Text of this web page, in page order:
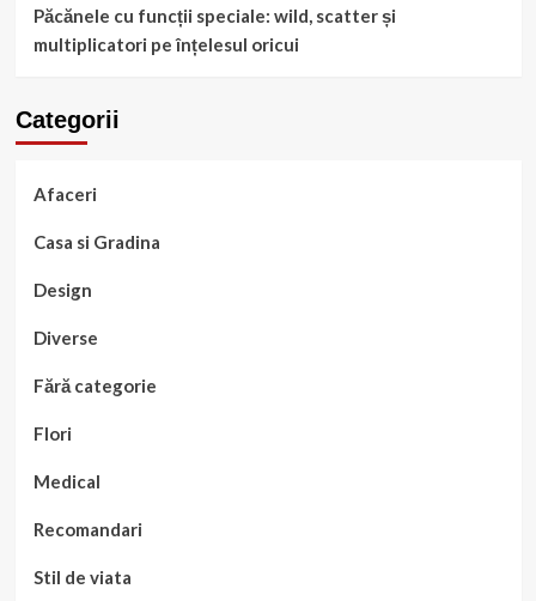
Păcănele cu funcții speciale: wild, scatter și
multiplicatori pe înțelesul oricui
Categorii
Afaceri
Casa si Gradina
Design
Diverse
Fără categorie
Flori
Medical
Recomandari
Stil de viata